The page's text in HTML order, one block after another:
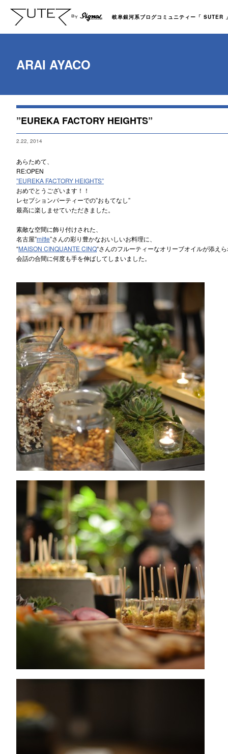
岐阜銀河系ブログコミュニティー「
ARAI AYACO
”EUREKA FACTORY HEIGHTS”
2.22, 2014
あらためて、
RE:OPEN
”EUREKA FACTORY HEIGHTS”
おめでとうございます！！
レセプションパーティーでの”おもてなし”
最高に楽しませていただきました。
素敵な空間に飾り付けされた、
名古屋”mitte”さんの彩り豊かなおいしいお料理に、
“MAISON CINQUANTE CINQ“さんのフルーティーなオリーブオイルが添え
会話の合間に何度も手を伸ばしてしまいました。